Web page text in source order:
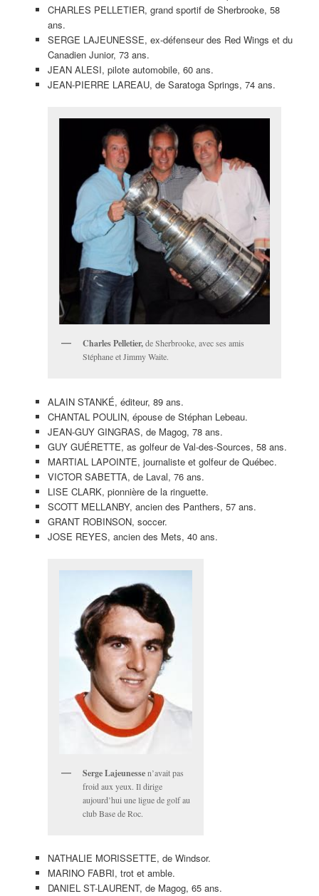
CHARLES PELLETIER, grand sportif de Sherbrooke, 58
ans.
SERGE LAJEUNESSE, ex-défenseur des Red Wings et du
Canadien Junior, 73 ans.
JEAN ALESI, pilote automobile, 60 ans.
JEAN-PIERRE LAREAU, de Saratoga Springs, 74 ans.
Charles Pelletier,de Sherbrooke, avec ses amis
Stéphane et Jimmy Waite.
ALAIN STANKÉ, éditeur, 89 ans.
CHANTAL POULIN, épouse de Stéphan Lebeau.
JEAN-GUY GINGRAS, de Magog, 78 ans.
GUY GUÉRETTE, as golfeur de Val-des-Sources, 58 ans.
MARTIAL LAPOINTE, journaliste et golfeur de Québec.
VICTOR SABETTA, de Laval, 76 ans.
LISE CLARK, pionnière de la ringuette.
SCOTT MELLANBY, ancien des Panthers, 57 ans.
GRANT ROBINSON, soccer.
JOSE REYES, ancien des Mets, 40 ans.
Serge Lajeunessen’avait pas
froid aux yeux. Il dirige
aujourd’hui une ligue de golf au
club Base de Roc.
NATHALIE MORISSETTE, de Windsor.
MARINO FABRI, trot et amble.
DANIEL ST-LAURENT, de Magog, 65 ans.